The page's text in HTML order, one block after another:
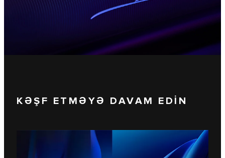
KƏŞF ETMƏYƏ DAVAM EDİN